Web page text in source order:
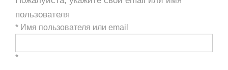
пользователя
* Имя пользователя или email
*